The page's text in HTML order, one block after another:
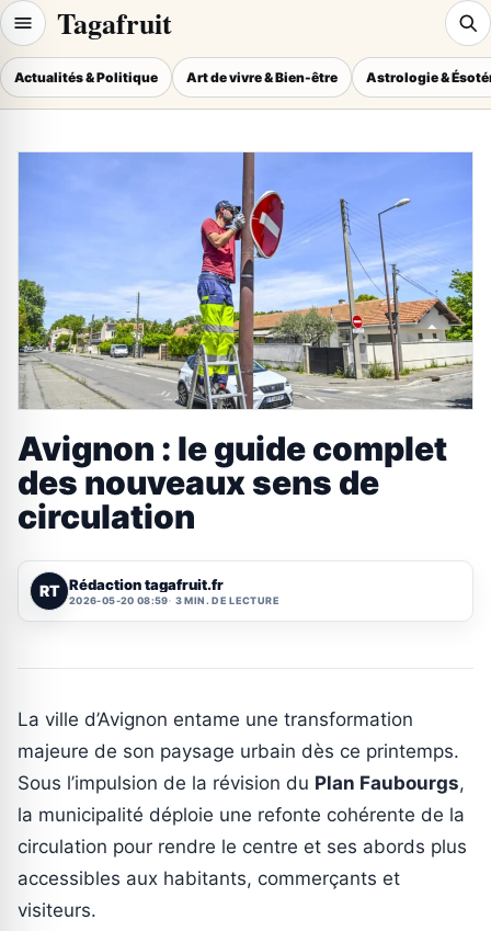
Tagafruit
Actualités & Politique Art de vivre & Bien-être Astrologie &
Avignon : le guide complet
des nouveaux sens de
circulation
RT Rédaction tagafruit.fr
2026-05-20 08:59 3 MIN. DE LECTURE
La ville d’Avignon entame une transformation
majeure de son paysage urbain dès ce printemps.
Sous l’impulsion de la révision du Plan Faubourgs,
la municipalité déploie une refonte cohérente de la
circulation pour rendre le centre et ses abords plus
accessibles aux habitants, commerçants et
visiteurs.